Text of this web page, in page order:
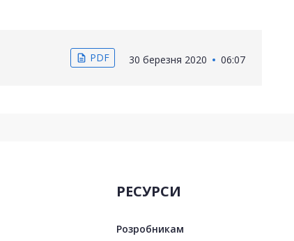
description PDF 30 березня 2020 06:07
РЕСУРСИ
Розробникам